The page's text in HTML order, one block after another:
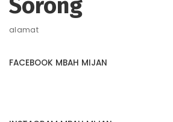
alamat
FACEBOOK MBAH MIJAN